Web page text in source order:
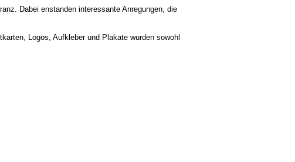
Dabei enstanden interessante Anregungen, die
Logos, Aufkleber und Plakate wurden sowohl